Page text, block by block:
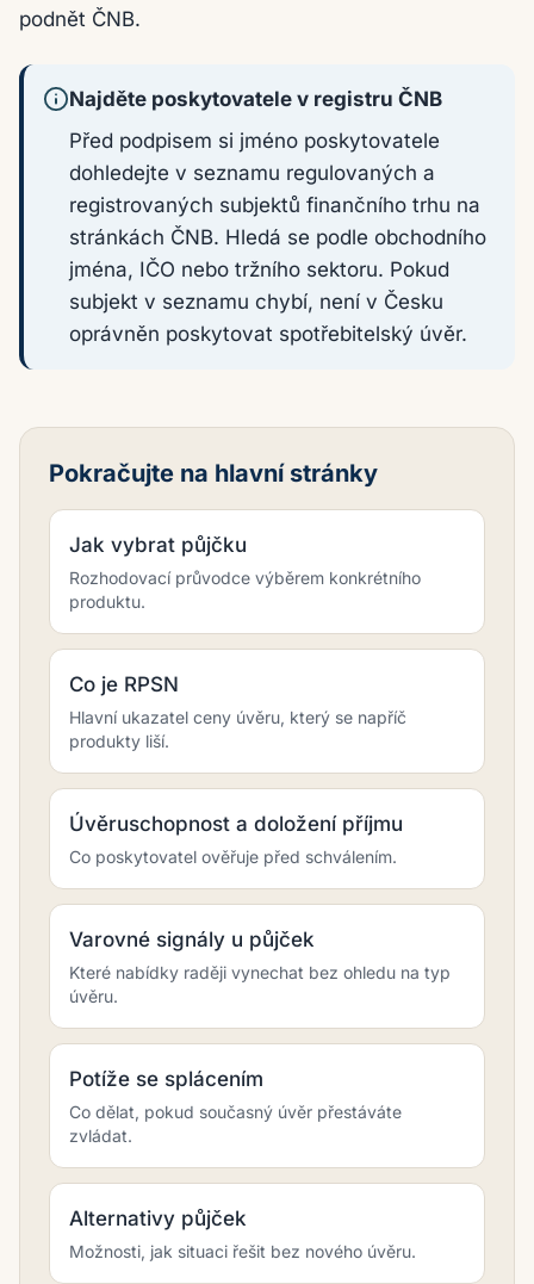
podnět ČNB.
Najděte poskytovatele v registru ČNB
Před podpisem si jméno poskytovatele
dohledejte v seznamu regulovaných a
registrovaných subjektů finančního trhu na
stránkách ČNB. Hledá se podle obchodního
jména, IČO nebo tržního sektoru. Pokud
subjekt v seznamu chybí, není v Česku
oprávněn poskytovat spotřebitelský úvěr.
Pokračujte na hlavní stránky
Jak vybrat půjčku
Rozhodovací průvodce výběrem konkrétního
produktu.
Co je RPSN
Hlavní ukazatel ceny úvěru, který se napříč
produkty liší.
Úvěruschopnost a doložení příjmu
Co poskytovatel ověřuje před schválením.
Varovné signály u půjček
Které nabídky raději vynechat bez ohledu na typ
úvěru.
Potíže se splácením
Co dělat, pokud současný úvěr přestáváte
zvládat.
Alternativy půjček
Možnosti, jak situaci řešit bez nového úvěru.